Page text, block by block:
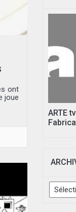
ont
joue
ARTE
Archives